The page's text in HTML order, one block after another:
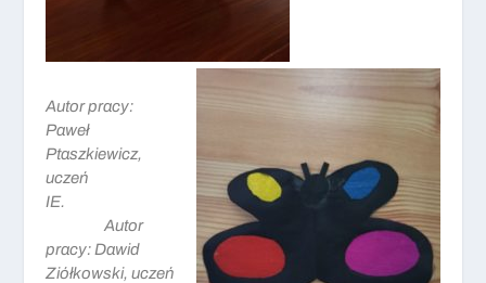
Autor pracy:
Paweł
Ptaszkiewicz,
uczeń
IE.
Autor
pracy: Dawid
Ziółkowski, uczeń